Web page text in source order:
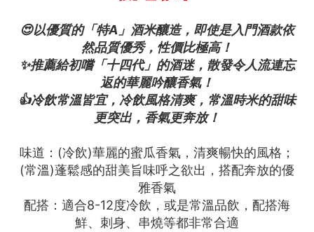
😍以優質的「特A」酒米釀造，即使是入門酒款依
然品質優秀，性價比極高！
✨推薦給初嚐「十四代」的酒迷，散發令人流連忘
返的華麗吟釀香氣！
👍冷飲常溫皆宜，冷飲風格清爽，常溫時米的甜味
更突出，香氣更奔放！
味道：(冷飲)華麗的蜜瓜香氣，清爽暢快的風格；
(常溫)蓬鬆感的甜美旨味呼之欲出，搭配奔放的優
雅香氣
配搭：適合8-12度冷飲，或是常溫品飲，配搭海
鮮、刺身、串燒等都非常合適